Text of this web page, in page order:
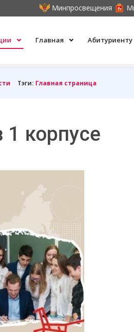
Минпросвещения
Главная Абитуриенту
Тэги: Главная страница
корпусе